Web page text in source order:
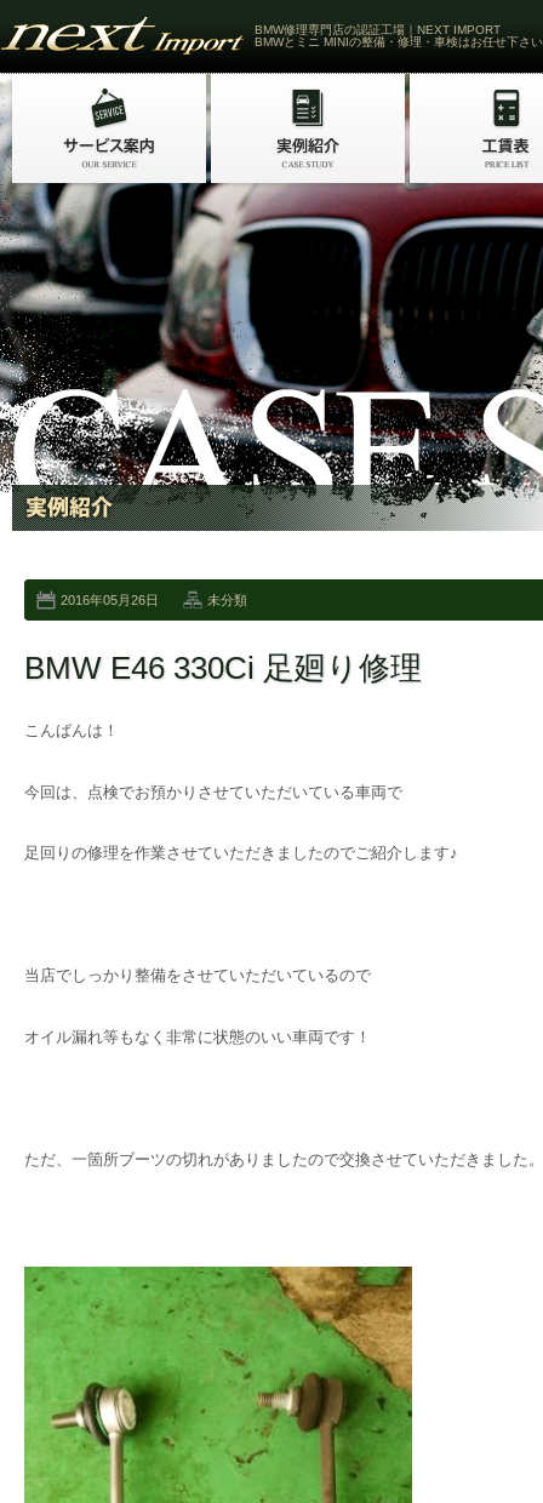
BMW修理専門店の認証工場｜NEXT IMPORT
BMWとミニ MINIの整備・修理・車検はお任せ下さい
2016年05月26日 未分類
BMW E46 330Ci 足廻り修理
こんばんは！
今回は、点検でお預かりさせていただいている車両で
足回りの修理を作業させていただきましたのでご紹介します♪
当店でしっかり整備をさせていただいているので
オイル漏れ等もなく非常に状態のいい車両です！
ただ、一箇所ブーツの切れがありましたので交換させていただきました。